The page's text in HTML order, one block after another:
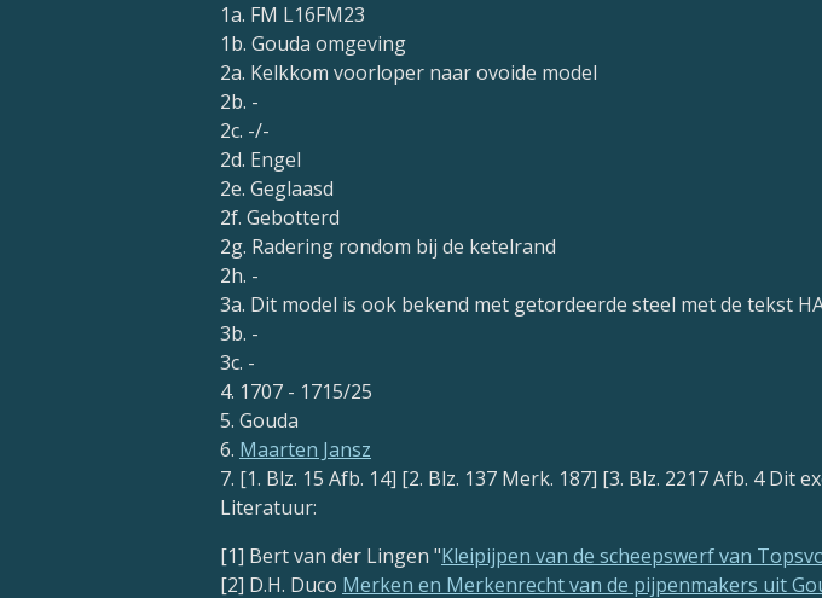
1a. FM L16FM23
1b. Gouda omgeving
2a. Kelkkom voorloper naar ovoide model
2b. -
2c. -/-
2d. Engel
2e. Geglaasd
2f. Gebotterd
2g. Radering rondom bij de ketelrand
2h. -
3a. Dit model is ook bekend met getordeerde steel met de tekst
3b. -
3c. -
4. 1707 - 1715/25
5. Gouda
6. Maarten Jansz
7. [1. Blz. 15 Afb. 14] [2. Blz. 137 Merk. 187] [3. Blz. 2217 Afb. 4 Dit
Literatuur:
[1] Bert van der Lingen "Kleipijpen van de scheepswerf van
[2] D.H. Duco Merken en Merkenrecht van de pijpenmakers uit